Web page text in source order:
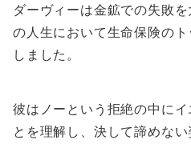
ダーヴィーは金鉱での失敗
の人生において生命保険の
しました。
彼はノーという拒絶の中に
とを理解し、決して諦めな